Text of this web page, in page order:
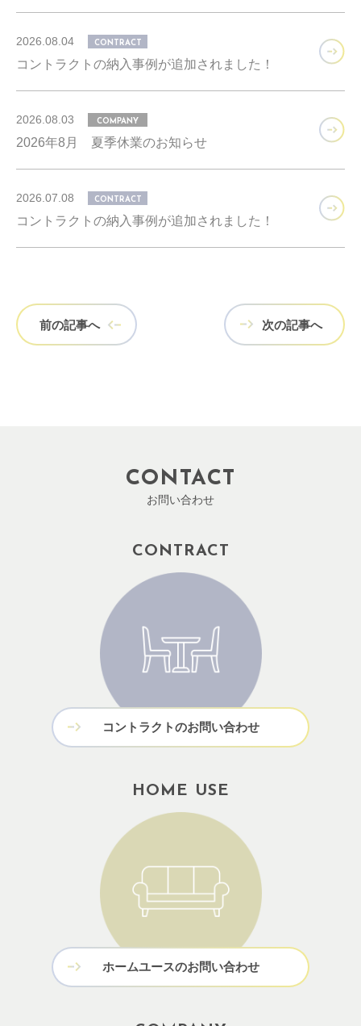
2026.08.04 CONTRACT
コントラクトの納入事例が追加されました！
2026.08.03 COMPANY
2026年8月 夏季休業のお知らせ
2026.07.08 CONTRACT
コントラクトの納入事例が追加されました！
前の記事へ 次の記事へ
CONTACT
お問い合わせ
CONTRACT
コントラクトのお問い合わせ
HOME USE
ホームユースのお問い合わせ